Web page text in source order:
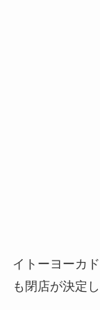
イトーヨーカ
も閉店が決定